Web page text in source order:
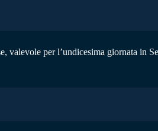
valevole per l’undicesima giornata in